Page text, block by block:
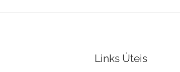
Links Úteis